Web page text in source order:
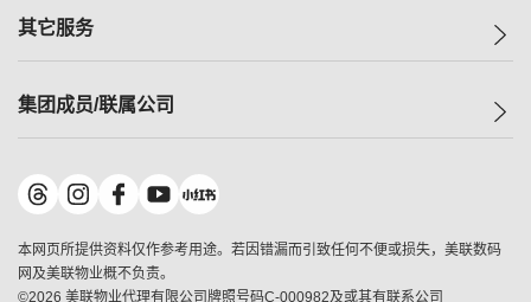
美联豪宅
独家楼盘
租房
查询热线
按揭计算机
负担能力计算机
转按计算机
缴款方式
指数
历史成交
小区成交排行榜
地区百科
其它服务
小区专页
美联精英会
美善会
地产经纪人管理协会
集团成员/联属公司
美联物业
鋑联控股*
美联工商铺*
美联中国
本网页所提供资料仅作参考用途。若因错漏而引致任何不便或损失，美联数码
网及美联物业概不负责。
©2026 美联物业代理有限公司牌照号码C-000982及或其有联系公司